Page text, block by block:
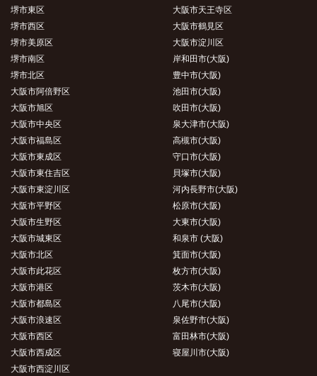
堺市東区
堺市西区
堺市美原区
堺市南区
堺市北区
大阪市阿倍野区
大阪市旭区
大阪市中央区
大阪市福島区
大阪市東成区
大阪市東住吉区
大阪市東淀川区
大阪市平野区
大阪市生野区
大阪市城東区
大阪市北区
大阪市此花区
大阪市港区
大阪市都島区
大阪市浪速区
大阪市西区
大阪市西成区
大阪市西淀川区
大阪市天王寺区
大阪市鶴見区
大阪市淀川区
岸和田市(大阪)
豊中市(大阪)
池田市(大阪)
吹田市(大阪)
泉大津市(大阪)
高槻市(大阪)
守口市(大阪)
貝塚市(大阪)
河内長野市(大阪)
松原市(大阪)
大東市(大阪)
和泉市 (大阪)
箕面市(大阪)
枚方市(大阪)
茨木市(大阪)
八尾市(大阪)
泉佐野市(大阪)
富田林市(大阪)
寝屋川市(大阪)